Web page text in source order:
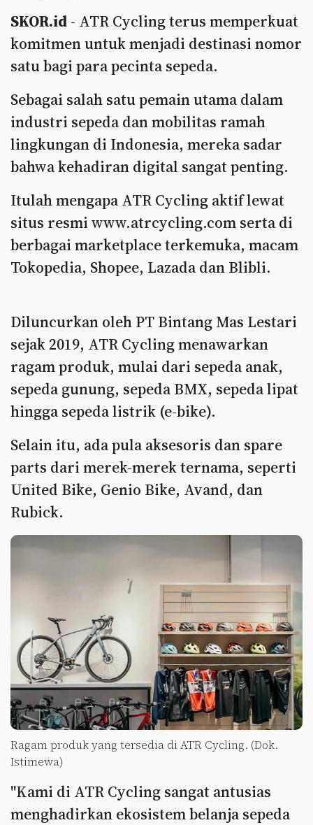
SKOR.id - ATR Cycling terus memperkuat
komitmen untuk menjadi destinasi nomor
satu bagi para pecinta sepeda.
Sebagai salah satu pemain utama dalam
industri sepeda dan mobilitas ramah
lingkungan di Indonesia, mereka sadar
bahwa kehadiran digital sangat penting.
Itulah mengapa ATR Cycling aktif lewat
situs resmi www.atrcycling.com serta di
berbagai marketplace terkemuka, macam
Tokopedia, Shopee, Lazada dan Blibli.
Diluncurkan oleh PT Bintang Mas Lestari
sejak 2019, ATR Cycling menawarkan
ragam produk, mulai dari sepeda anak,
sepeda gunung, sepeda BMX, sepeda lipat
hingga sepeda listrik (e-bike).
Selain itu, ada pula aksesoris dan spare
parts dari merek-merek ternama, seperti
United Bike, Genio Bike, Avand, dan
Rubick.
Ragam produk yang tersedia di ATR Cycling. (Dok.
Istimewa)
"Kami di ATR Cycling sangat antusias
menghadirkan ekosistem belanja sepeda